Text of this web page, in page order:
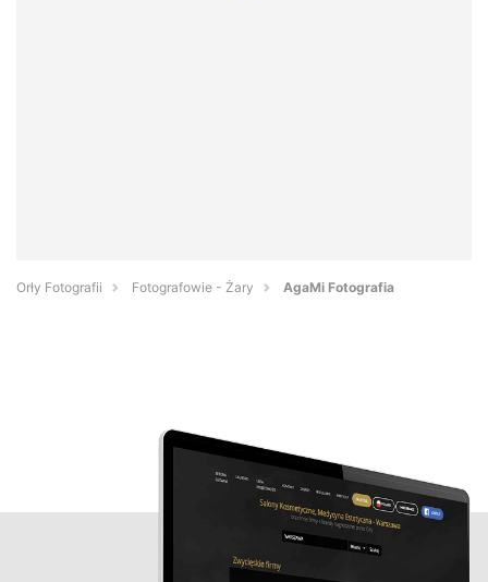
Orły Fotografii Fotografowie - Żary AgaMi Fotografia